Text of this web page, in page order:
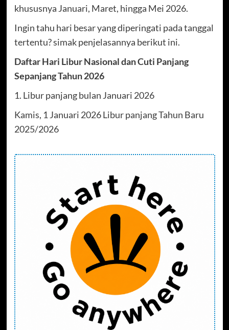
khususnya Januari, Maret, hingga Mei 2026.
Ingin tahu hari besar yang diperingati pada tanggal
tertentu? simak penjelasannya berikut ini.
Daftar Hari Libur Nasional dan Cuti Panjang
Sepanjang Tahun 2026
1. Libur panjang bulan Januari 2026
Kamis, 1 Januari 2026 Libur panjang Tahun Baru
2025/2026